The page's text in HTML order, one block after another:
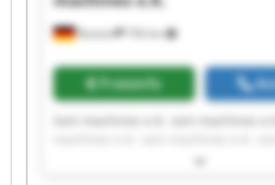
Rostock 756 km
Preisinfo
Soni machines e.K. soni machines
e.K. soni machines e.K. soni